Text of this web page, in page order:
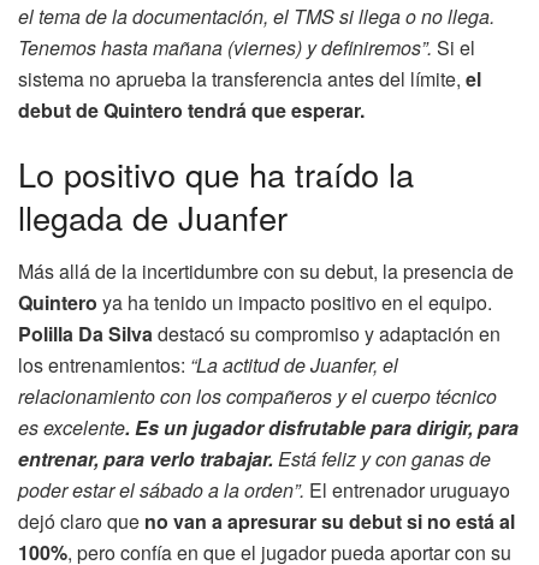
el tema de la documentación, el TMS si llega o no llega.
Tenemos hasta mañana (viernes) y definiremos”. Si el
sistema no aprueba la transferencia antes del límite, el
debut de Quintero tendrá que esperar.
Lo positivo que ha traído la
llegada de Juanfer
Más allá de la incertidumbre con su debut, la presencia de
Quintero ya ha tenido un impacto positivo en el equipo.
Polilla Da Silvadestacó su compromiso y adaptación en
los entrenamientos: “La actitud de Juanfer, el
relacionamiento con los compañeros y el cuerpo técnico
es excelente. Es un jugador disfrutable para dirigir, para
entrenar, para verlo trabajar. Está feliz y con ganas de
poder estar el sábado a la orden”. El entrenador uruguayo
dejó claro que no van a apresurar su debut si no está al
100%, pero confía en que el jugador pueda aportar con su